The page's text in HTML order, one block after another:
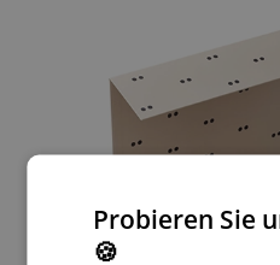
Probieren Sie
🍪